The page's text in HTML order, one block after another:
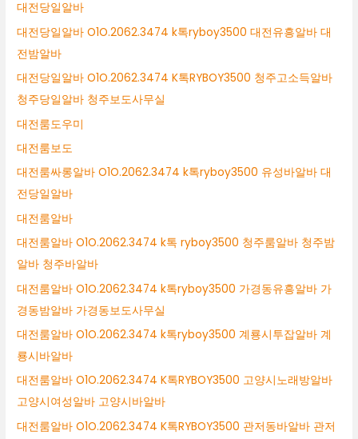
대전당일알바
대전당일알바 O1O.2062.3474 k톡ryboy3500 대전유흥알바 대
전밤알바
대전당일알바 O1O.2062.3474 K톡RYBOY3500 청주고소득알바
청주당일알바 청주보도사무실
대전룸도우미
대전룸보도
대전룸싸롱알바 O1O.2062.3474 k톡ryboy3500 유성바알바 대
전당일알바
대전룸알바
대전룸알바 O1O.2062.3474 k톡 ryboy3500 청주룸알바 청주밤
알바 청주바알바
대전룸알바 O1O.2062.3474 k톡ryboy3500 가경동유흥알바 가
경동밤알바 가경동보도사무실
대전룸알바 O1O.2062.3474 k톡ryboy3500 계룡시투잡알바 계
룡시바알바
대전룸알바 O1O.2062.3474 K톡RYBOY3500 고양시노래방알바
고양시여성알바 고양시바알바
대전룸알바 O1O.2062.3474 K톡RYBOY3500 관저동바알바 관저